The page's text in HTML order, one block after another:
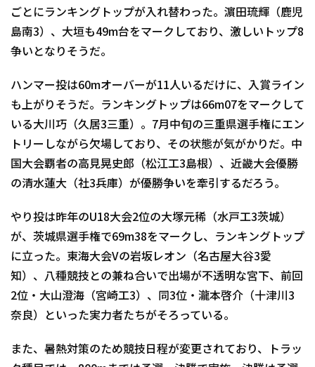
ごとにランキングトップが入れ替わった。濵田琉輝（鹿児
島南3）、大垣も49m台をマークしており、激しいトップ8
争いとなりそうだ。
ハンマー投は60mオーバーが11人いるだけに、入賞ライン
も上がりそうだ。ランキングトップは66m07をマークして
いる大川巧（久居3三重）。7月中旬の三重県選手権にエン
トリーしながら欠場しており、その状態が気がかりだ。中
国大会覇者の高見晃史郎（松江工3島根）、近畿大会優勝
の清水蓮大（社3兵庫）が優勝争いを牽引するだろう。
やり投は昨年のU18大会2位の大塚元稀（水戸工3茨城）
が、茨城県選手権で69m38をマークし、ランキングトップ
に立った。東海大会Vの岩坂レオン（名古屋大谷3愛
知）、八種競技との兼ね合いで出場が不透明な宮下、前回
2位・大山澄海（宮崎工3）、同3位・瀧本啓介（十津川3
奈良）といった実力者たちがそろっている。
また、暑熱対策のため競技日程が変更されており、トラッ